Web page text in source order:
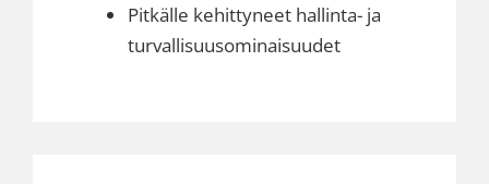
Pitkälle kehittyneet hallinta- ja
turvallisuusominaisuudet